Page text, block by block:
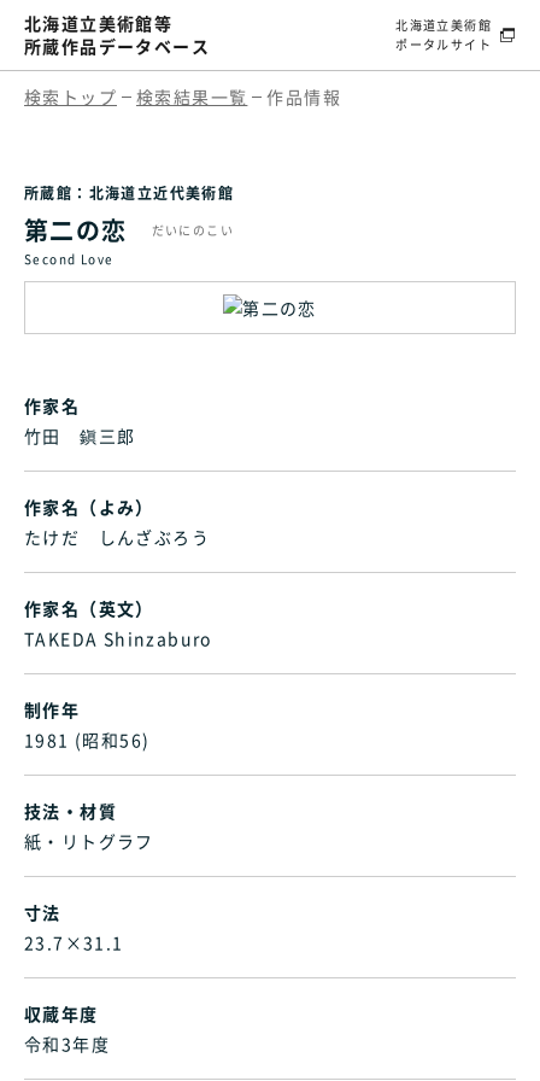
北海道立美術館等
所蔵作品データベース
北海道立美術館
ポータルサイト
検索トップ 検索結果一覧 作品情報
所蔵館：北海道立近代美術館
第二の恋
だいにのこい
Second Love
作家名
竹田 鎭三郎
作家名（よみ）
たけだ しんざぶろう
作家名（英文）
TAKEDA Shinzaburo
制作年
1981 (昭和56)
技法・材質
紙・リトグラフ
寸法
23.7×31.1
収蔵年度
令和3年度